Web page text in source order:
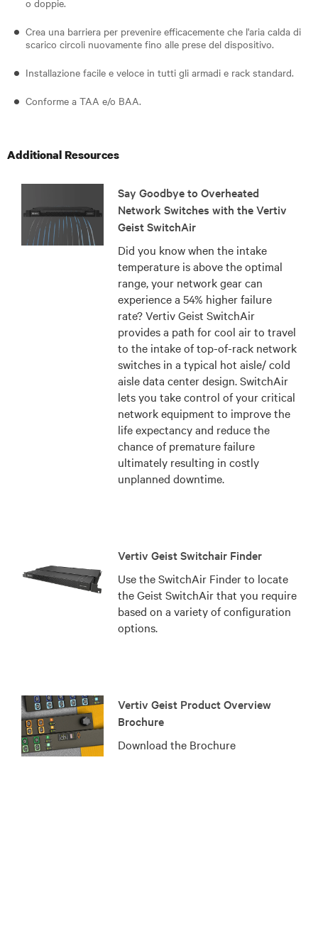
o doppie.
Crea una barriera per prevenire efficacemente che l'aria calda di
scarico circoli nuovamente fino alle prese del dispositivo.
Installazione facile e veloce in tutti gli armadi e rack standard.
Conforme a TAA e/o BAA.
Additional Resources
Say Goodbye to Overheated
Network Switches with the Vertiv
Geist SwitchAir
Did you know when the intake
temperature is above the optimal
range, your network gear can
experience a 54% higher failure
rate? Vertiv Geist SwitchAir
provides a path for cool air to travel
to the intake of top-of-rack network
switches in a typical hot aisle/ cold
aisle data center design. SwitchAir
lets you take control of your critical
network equipment to improve the
life expectancy and reduce the
chance of premature failure
ultimately resulting in costly
unplanned downtime.
Vertiv Geist Switchair Finder
Use the SwitchAir Finder to locate
the Geist SwitchAir that you require
based on a variety of configuration
options.
Vertiv Geist Product Overview
Brochure
Download the Brochure